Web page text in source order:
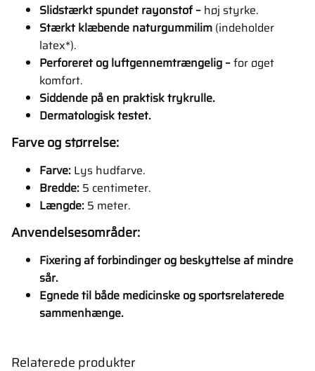
Slidstærkt spundet rayonstof – høj styrke.
Stærkt klæbende naturgummilim (indeholder
latex*).
Perforeret og luftgennemtrængelig –for øget
komfort.
Siddende på en praktisk trykrulle.
Dermatologisk testet.
Farve og størrelse:
Farve: Lys hudfarve.
Bredde: 5 centimeter.
Længde: 5 meter.
Anvendelsesområder:
Fixering af forbindinger og beskyttelse af mindre
sår.
Egnede til både medicinske og sportsrelaterede
sammenhænge.
Relaterede produkter